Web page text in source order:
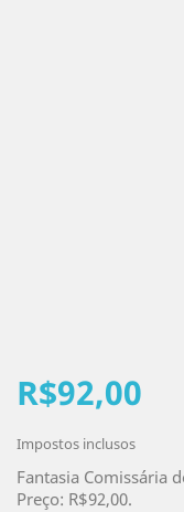
R$92,00
Impostos inclusos
Fantasia Comissária
Preço: R$92,00.